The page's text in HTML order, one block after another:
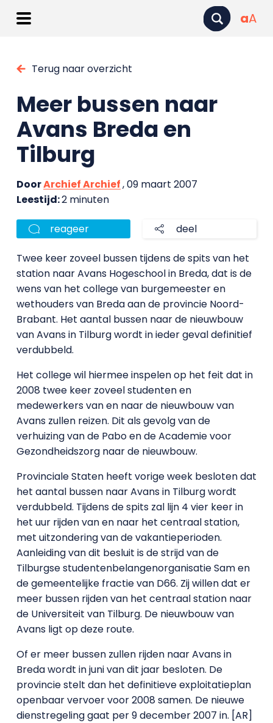
aA
Terug naar overzicht
Meer bussen naar
Avans Breda en
Tilburg
DoorArchief Archief, 09 maart 2007
Leestijd:2 minuten
reageer deel
Twee keer zoveel bussen tijdens de spits van het
station naar Avans Hogeschool in Breda, dat is de
wens van het college van burgemeester en
wethouders van Breda aan de provincie Noord-
Brabant. Het aantal bussen naar de nieuwbouw
van Avans in Tilburg wordt in ieder geval definitief
verdubbeld.
Het college wil hiermee inspelen op het feit dat in
2008 twee keer zoveel studenten en
medewerkers van en naar de nieuwbouw van
Avans zullen reizen. Dit als gevolg van de
verhuizing van de Pabo en de Academie voor
Gezondheidszorg naar de nieuwbouw.
Provinciale Staten heeft vorige week besloten dat
het aantal bussen naar Avans in Tilburg wordt
verdubbeld. Tijdens de spits zal lijn 4 vier keer in
het uur rijden van en naar het centraal station,
met uitzondering van de vakantieperioden.
Aanleiding van dit besluit is de strijd van de
Tilburgse studentenbelangenorganisatie Sam en
de gemeentelijke fractie van D66. Zij willen dat er
meer bussen rijden van het centraal station naar
de Universiteit van Tilburg. De nieuwbouw van
Avans ligt op deze route.
Of er meer bussen zullen rijden naar Avans in
Breda wordt in juni van dit jaar besloten. De
provincie stelt dan het definitieve exploitatieplan
openbaar vervoer voor 2008 samen. De nieuwe
dienstregeling gaat per 9 december 2007 in. [AR]